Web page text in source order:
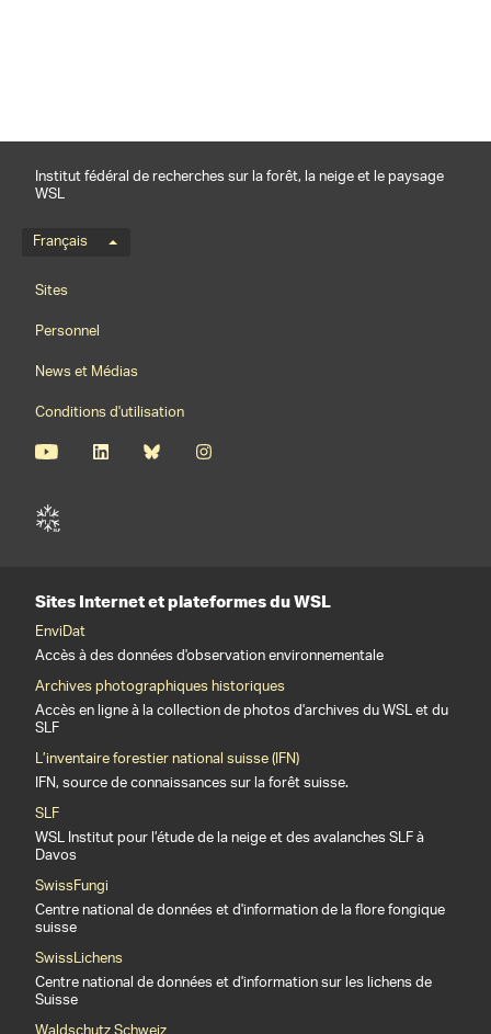
Institut fédéral de recherches sur la forêt, la neige et le paysage
WSL
Menu de langue
Français
Footernavigation
Sites
Personnel
News et Médias
Conditions d'utilisation
Sites Internet et plateformes du WSL
EnviDat
Accès à des données d'observation environnementale
Archives photographiques historiques
Accès en ligne à la collection de photos d'archives du WSL et du
SLF
L’inventaire forestier national suisse (IFN)
IFN, source de connaissances sur la forêt suisse.
SLF
WSL Institut pour l’étude de la neige et des avalanches SLF à
Davos
SwissFungi
Centre national de données et d'information de la flore fongique
suisse
SwissLichens
Centre national de données et d'information sur les lichens de
Suisse